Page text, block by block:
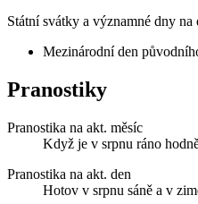
Státní svátky a významné dny na
Mezinárodní den
Pranostiky
Pranostika na akt. měsíc
Když je v srpnu ráno
Pranostika na akt. den
Hotov v srpnu sáně a v